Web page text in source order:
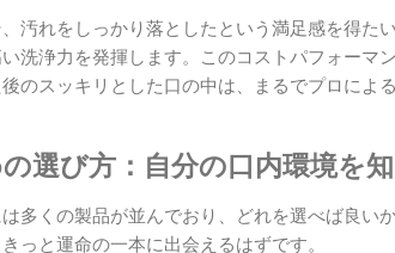
汚れをしっかり落としたという満足感を得た
洗浄力を発揮します。このコストパフォーマ
のスッキリとした口の中は、まるでプロによ
選び方：自分の口内環境を
多くの製品が並んでおり、どれを選べば良い
っと運命の一本に出会えるはずです。